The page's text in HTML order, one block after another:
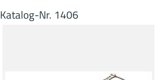
Katalog-Nr. 1406